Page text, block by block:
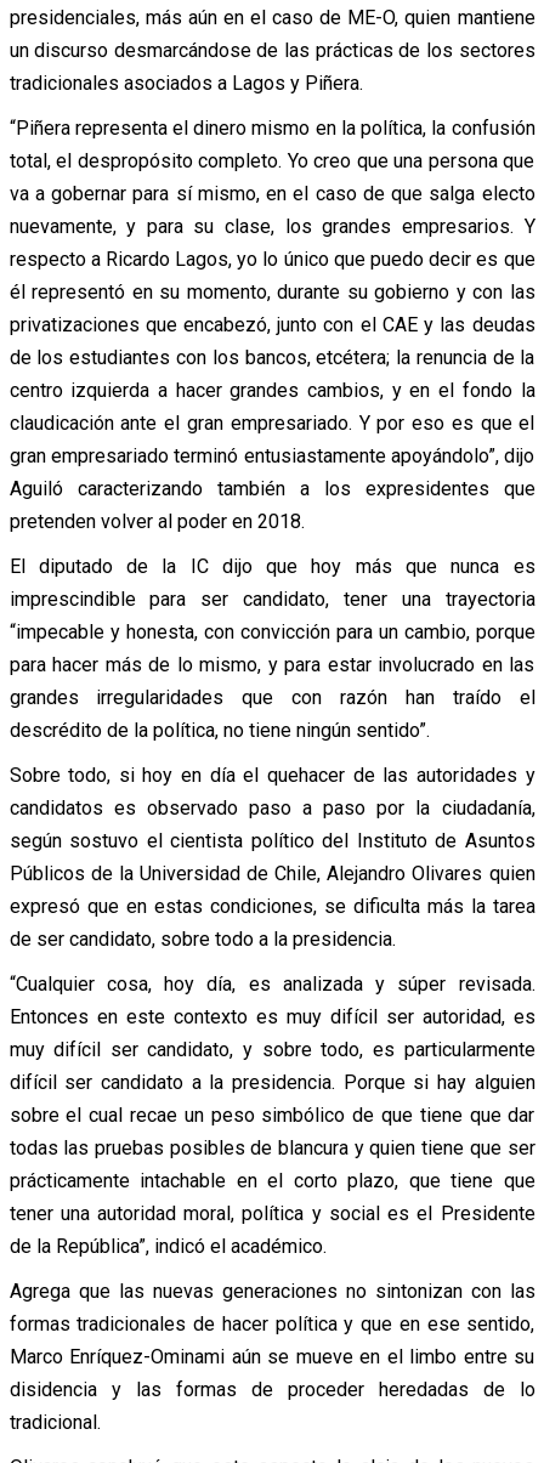
presidenciales, más aún en el caso de ME-O, quien mantiene
un discurso desmarcándose de las prácticas de los sectores
tradicionales asociados a Lagos y Piñera.
“Piñera representa el dinero mismo en la política, la confusión
total, el despropósito completo. Yo creo que una persona que
va a gobernar para sí mismo, en el caso de que salga electo
nuevamente, y para su clase, los grandes empresarios. Y
respecto a Ricardo Lagos, yo lo único que puedo decir es que
él representó en su momento, durante su gobierno y con las
privatizaciones que encabezó, junto con el CAE y las deudas
de los estudiantes con los bancos, etcétera; la renuncia de la
centro izquierda a hacer grandes cambios, y en el fondo la
claudicación ante el gran empresariado. Y por eso es que el
gran empresariado terminó entusiastamente apoyándolo”, dijo
Aguiló caracterizando también a los expresidentes que
pretenden volver al poder en 2018.
El diputado de la IC dijo que hoy más que nunca es
imprescindible para ser candidato, tener una trayectoria
“impecable y honesta, con convicción para un cambio, porque
para hacer más de lo mismo, y para estar involucrado en las
grandes irregularidades que con razón han traído el
descrédito de la política, no tiene ningún sentido”.
Sobre todo, si hoy en día el quehacer de las autoridades y
candidatos es observado paso a paso por la ciudadanía,
según sostuvo el cientista político del Instituto de Asuntos
Públicos de la Universidad de Chile, Alejandro Olivares quien
expresó que en estas condiciones, se dificulta más la tarea
de ser candidato, sobre todo a la presidencia.
“Cualquier cosa, hoy día, es analizada y súper revisada.
Entonces en este contexto es muy difícil ser autoridad, es
muy difícil ser candidato, y sobre todo, es particularmente
difícil ser candidato a la presidencia. Porque si hay alguien
sobre el cual recae un peso simbólico de que tiene que dar
todas las pruebas posibles de blancura y quien tiene que ser
prácticamente intachable en el corto plazo, que tiene que
tener una autoridad moral, política y social es el Presidente
de la República”, indicó el académico.
Agrega que las nuevas generaciones no sintonizan con las
formas tradicionales de hacer política y que en ese sentido,
Marco Enríquez-Ominami aún se mueve en el limbo entre su
disidencia y las formas de proceder heredadas de lo
tradicional.